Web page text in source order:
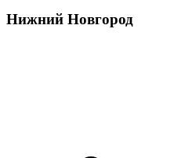
Нижний Новгород